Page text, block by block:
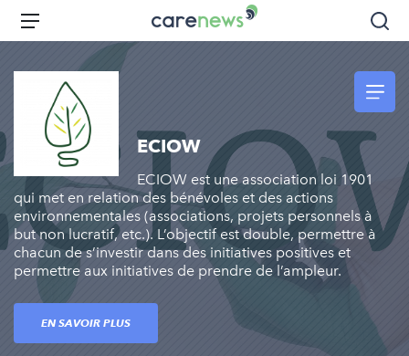
Aller
principal
Carenews,
Le
l'engagement
Menu
ECIOW
ECIOW est une association loi 1901
qui met en relation des bénévoles et des actions
environnementales (associations, projets personnels à
but non lucratif, etc.). L’objectif est double, permettre à
chacun de s’investir dans des initiatives positives et
permettre aux initiatives de prendre de l’ampleur.
EN SAVOIR PLUS